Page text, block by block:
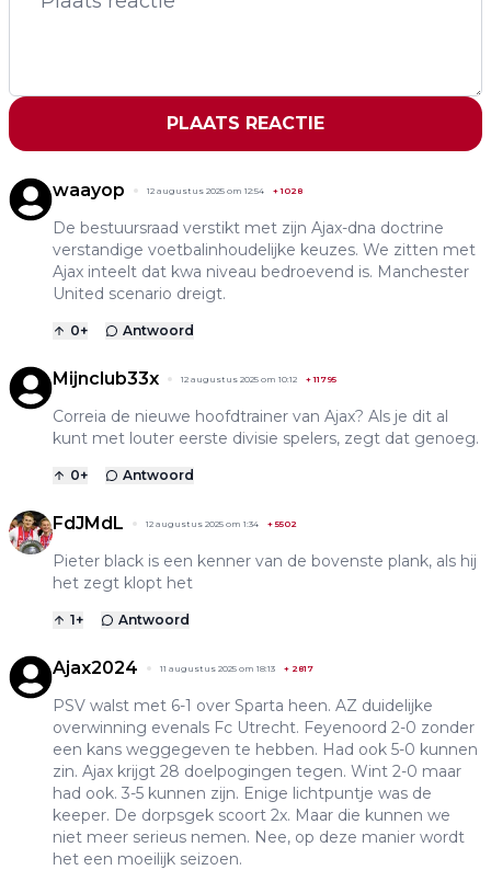
PLAATS REACTIE
waayop 12 augustus 2025 om 12:54 +1028
De bestuursraad verstikt met zijn Ajax-dna doctrine
verstandige voetbalinhoudelijke keuzes. We zitten met
Ajax inteelt dat kwa niveau bedroevend is. Manchester
United scenario dreigt.
0+ Antwoord
Mijnclub33x 12 augustus 2025 om 10:12 +11795
Correia de nieuwe hoofdtrainer van Ajax? Als je dit al
kunt met louter eerste divisie spelers, zegt dat genoeg.
0+ Antwoord
FdJMdL 12 augustus 2025 om 1:34 + 5502
Pieter black is een kenner van de bovenste plank, als hij
het zegt klopt het
1+ Antwoord
Ajax2024 11 augustus 2025 om 18:13 + 2817
PSV walst met 6-1 over Sparta heen. AZ duidelijke
overwinning evenals Fc Utrecht. Feyenoord 2-0 zonder
een kans weggegeven te hebben. Had ook 5-0 kunnen
zin. Ajax krijgt 28 doelpogingen tegen. Wint 2-0 maar
had ook. 3-5 kunnen zijn. Enige lichtpuntje was de
keeper. De dorpsgek scoort 2x. Maar die kunnen we
niet meer serieus nemen. Nee, op deze manier wordt
het een moeilijk seizoen.